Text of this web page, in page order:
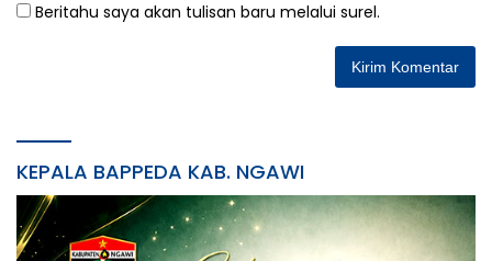
Beritahu saya akan tulisan baru melalui surel.
KEPALA BAPPEDA KAB. NGAWI